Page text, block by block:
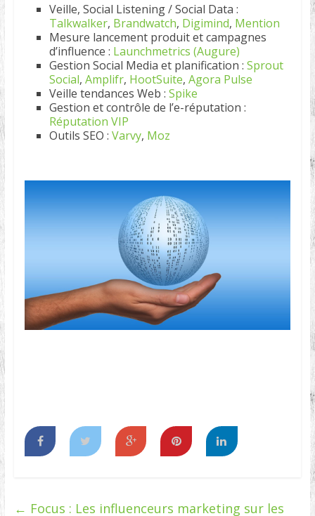
Veille, Social Listening / Social Data :
Talkwalker, Brandwatch, Digimind, Mention
Mesure lancement produit et campagnes
d’influence : Launchmetrics (Augure)
Gestion Social Media et planification : Sprout
Social, Amplifr, HootSuite, Agora Pulse
Veille tendances Web : Spike
Gestion et contrôle de l’e-réputation :
Réputation VIP
Outils SEO : Varvy, Moz
← Focus : Les influenceurs marketing sur les